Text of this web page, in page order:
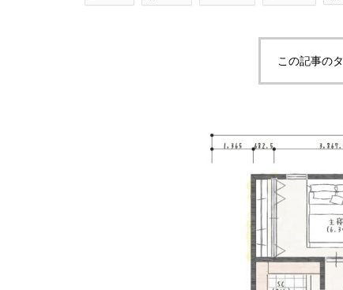
この記事の